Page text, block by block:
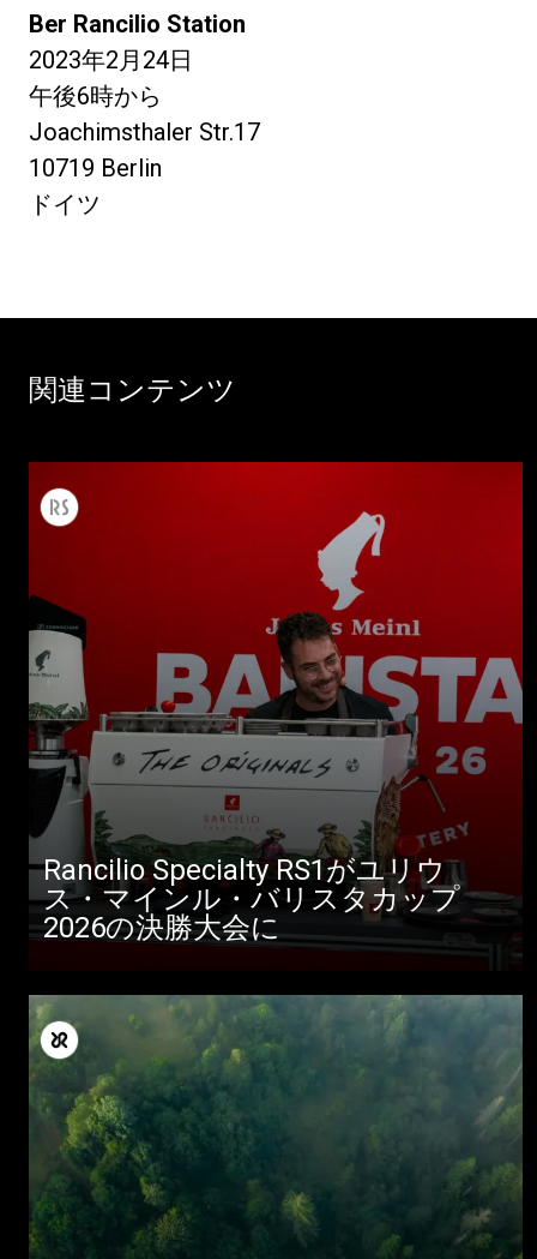
Ber Rancilio Station
2023年2月24日
午後6時から
Joachimsthaler Str.17
10719 Berlin
ドイツ
関連コンテンツ
Rancilio Specialty RS1がユリウ
ス・マインル・バリスタカップ
2026の決勝大会に